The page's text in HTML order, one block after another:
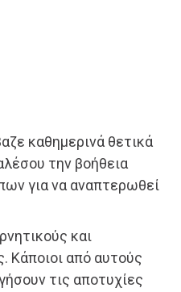
καθημερινά θετικά
την βοήθεια
για να αναπτερωθεί
και
Κάποιοι από αυτούς
τις αποτυχίες